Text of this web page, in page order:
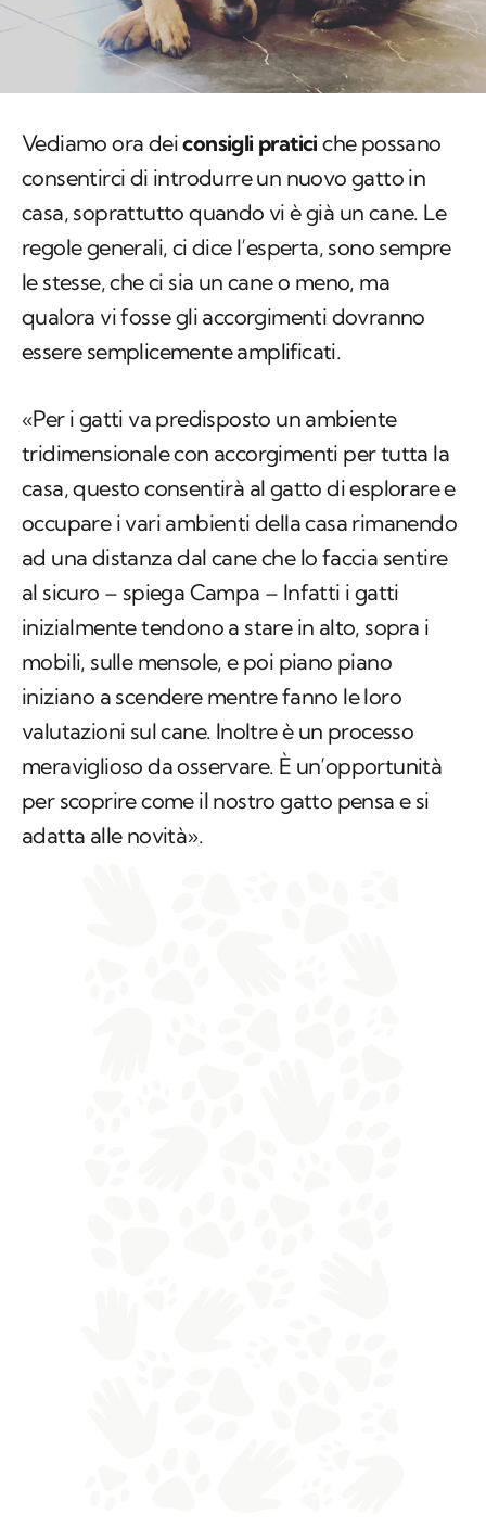
Vediamo ora deiconsigli pratici che possano
consentirci di introdurre un nuovo gatto in
casa, soprattutto quando vi è già un cane. Le
regole generali, ci dice l’esperta, sono sempre
le stesse, che ci sia un cane o meno, ma
qualora vi fosse gli accorgimenti dovranno
essere semplicemente amplificati.
«Per i gatti va predisposto un ambiente
tridimensionale con accorgimenti per tutta la
casa, questo consentirà al gatto di esplorare e
occupare i vari ambienti della casa rimanendo
ad una distanza dal cane che lo faccia sentire
al sicuro – spiega Campa – Infatti i gatti
inizialmente tendono a stare in alto, sopra i
mobili, sulle mensole, e poi piano piano
iniziano a scendere mentre fanno le loro
valutazioni sul cane. Inoltre è un processo
meraviglioso da osservare. È un’opportunità
per scoprire come il nostro gatto pensa e si
adatta alle novità».